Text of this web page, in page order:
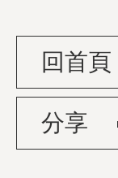
回首頁
分享